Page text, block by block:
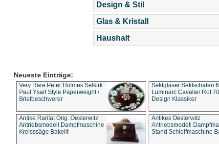
Design & Stil
Glas & Kristall
Haushalt
Neueste Einträge:
Very Rare Peter Holmes Selkirk
Paul Ysart Style Paperweight /
Briefbeschwerer
Sektgläser Sektschalen
Luminarc Cavalier Rot
Design Klassiker
Antike Rarität Orig. Oesterwitz
Antriebsmodell Dampfmaschine
Kreisssäge Bakelit
Antikes Oesterwitz
Antriebsmodell
Stand Schleifmaschine